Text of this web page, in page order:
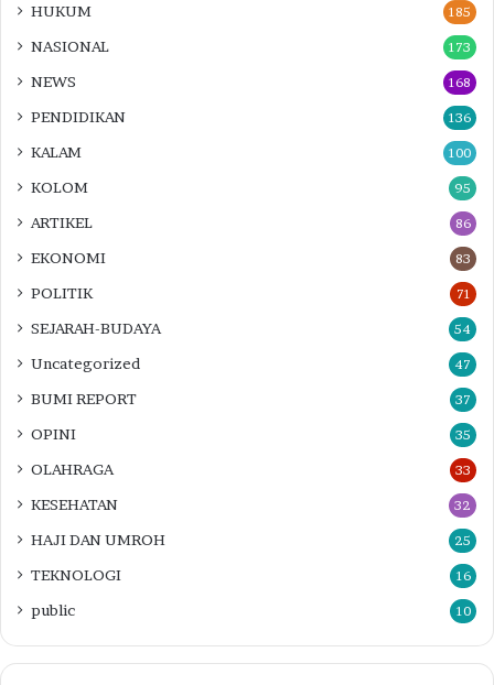
HUKUM 185
NASIONAL 173
NEWS 168
PENDIDIKAN 136
KALAM 100
KOLOM 95
ARTIKEL 86
EKONOMI 83
POLITIK 71
SEJARAH-BUDAYA 54
Uncategorized 47
BUMI REPORT 37
OPINI 35
OLAHRAGA 33
KESEHATAN 32
HAJI DAN UMROH 25
TEKNOLOGI 16
public 10